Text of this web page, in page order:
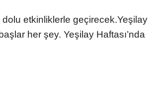
etkinliklerle geçirecek.Yeşilay
her şey. Yeşilay Haftası’nda